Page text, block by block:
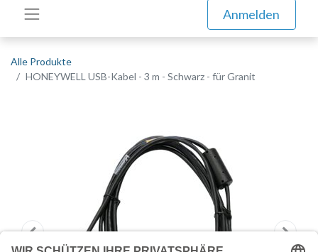
Anmelden
Alle Produkte
HONEYWELL USB-Kabel - 3 m - Schwarz - für Granit